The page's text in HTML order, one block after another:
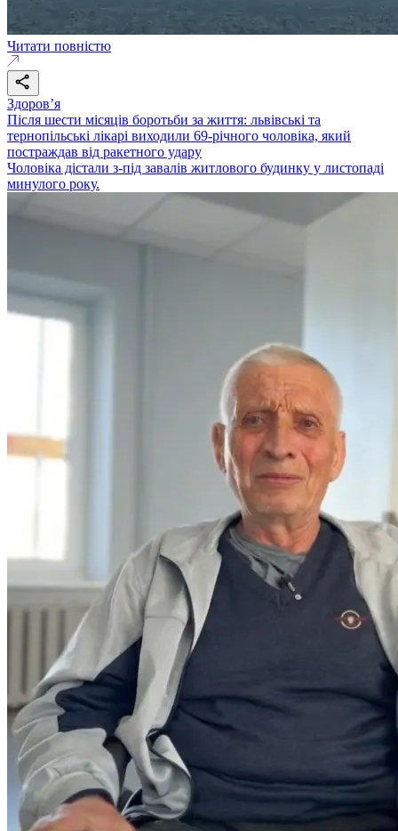
Читати повністю
Здоровʼя
Після шести місяців боротьби за життя: львівські та
тернопільські лікарі виходили 69-річного чоловіка, який
постраждав від ракетного удару
Чоловіка дістали з-під завалів житлового будинку у листопаді
минулого року.